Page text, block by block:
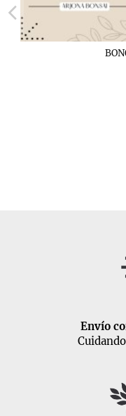
Envío